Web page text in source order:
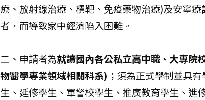
療、放射線治療、標靶、免疫藥物治療)及安寧
者，而導致家中經濟陷入困難。
二、申請者為就讀國內各公私立高中職、大專院
物醫學專業領域相關科系) ；須為正式學制並具
生、延修學生、軍警校學生、推廣教育學生、進